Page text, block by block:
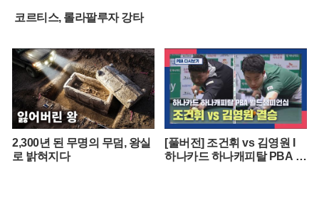
코르티스, 롤라팔루자 강타
2,300년 된 무명의 무덤, 왕실
로 밝혀지다
[풀버전] 조건휘 vs 김영원 I
하나카드 하나캐피탈 PBA 월